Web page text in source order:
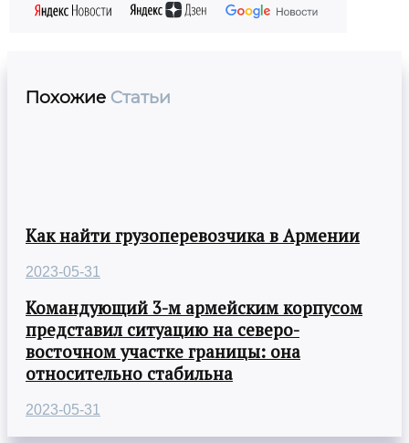
Похожие Статьи
Как найти грузоперевозчика в Армении
2023-05-31
Командующий 3-м армейским корпусом
представил ситуацию на северо-
восточном участке границы: она
относительно стабильна
2023-05-31